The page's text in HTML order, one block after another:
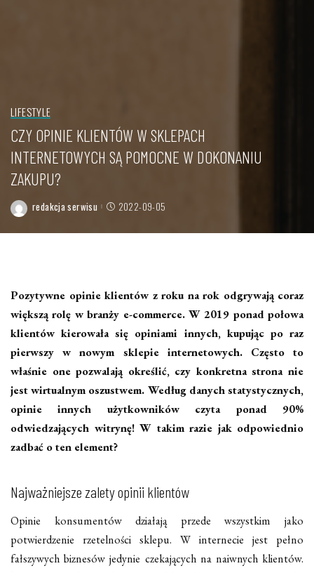
LIFESTYLE
CZY OPINIE KLIENTÓW W SKLEPACH
INTERNETOWYCH SĄ POMOCNE W DOKONANIU
ZAKUPU?
Posted
redakcja serwisu 2022-09-05
Pozytywne opinie klientów z roku na rok odgrywają coraz
większą rolę w branży e-commerce. W 2019 ponad połowa
klientów kierowała się opiniami innych, kupując po raz
pierwszy w nowym sklepie internetowych. Często to
właśnie one pozwalają określić, czy konkretna strona nie
jest wirtualnym oszustwem. Według danych statystycznych,
opinie innych użytkowników czyta ponad 90%
odwiedzających witrynę! W takim razie jak odpowiednio
zadbać o ten element?
Najważniejsze zalety opinii klientów
Opinie konsumentów działają przede wszystkim jako
potwierdzenie rzetelności sklepu. W internecie jest pełno
fałszywych biznesów jedynie czekających na naiwnych klientów.